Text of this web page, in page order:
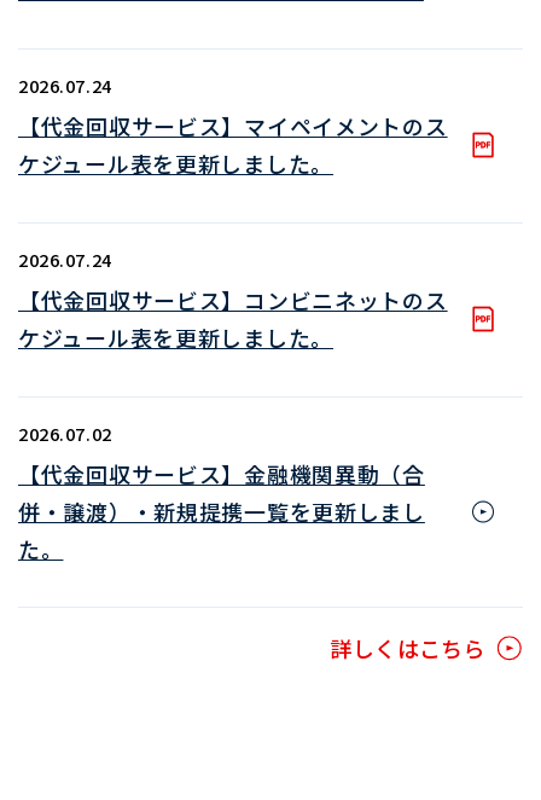
2026.07.24
【代金回収サービス】マイペイメントのス
ケジュール表を更新しました。
2026.07.24
【代金回収サービス】コンビニネットのス
ケジュール表を更新しました。
2026.07.02
【代金回収サービス】金融機関異動（合
併・譲渡）・新規提携一覧を更新しまし
た。
詳しくはこちら